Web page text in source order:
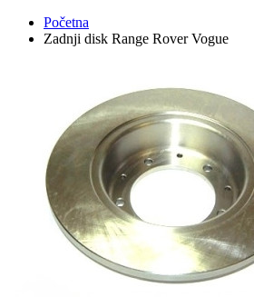
Početna
Zadnji disk Range Rover Vogue